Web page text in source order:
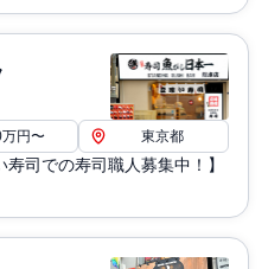
円〜 東京都
司での寿司職人募集中！】